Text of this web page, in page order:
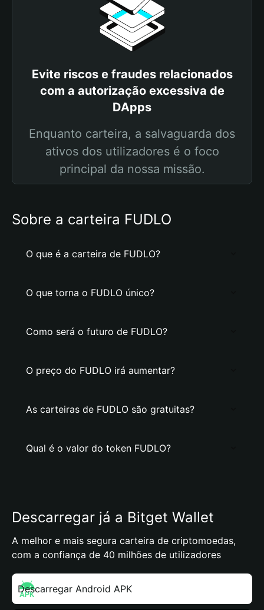
Evite riscos e fraudes relacionados
com a autorização excessiva de
DApps
Enquanto carteira, a salvaguarda dos
ativos dos utilizadores é o foco
principal da nossa missão.
Sobre a carteira FUDLO
O que é a carteira de FUDLO?
O que torna o FUDLO único?
Como será o futuro de FUDLO?
O preço do FUDLO irá aumentar?
As carteiras de FUDLO são gratuitas?
Qual é o valor do token FUDLO?
Descarregar já a Bitget Wallet
A melhor e mais segura carteira de criptomoedas,
com a confiança de 40 milhões de utilizadores
Descarregar Android APK